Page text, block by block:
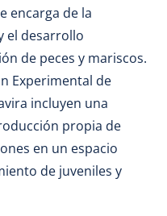
encarga de la
el desarrollo
de peces y mariscos.
Experimental de
incluyen una
propia de
en un espacio
de juveniles y